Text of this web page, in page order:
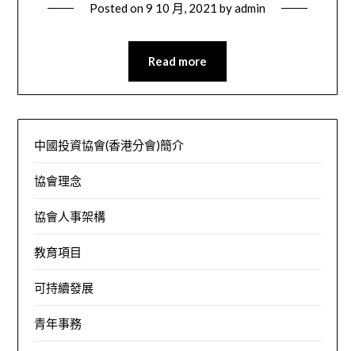
Posted on9 10 月, 2021 byadmin
Read more
中國投資協會(香港分會)簡介
協會理念
協會人事架構
教育項目
可持續發展
青年事務